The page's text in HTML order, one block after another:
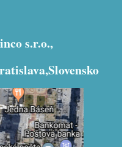
s.r.o.,
Voľbami